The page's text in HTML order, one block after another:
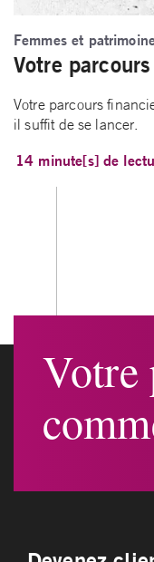
Femmes et
Votre
Votre parcours
il suffit de se lancer.
14 minute[s] de
Votre